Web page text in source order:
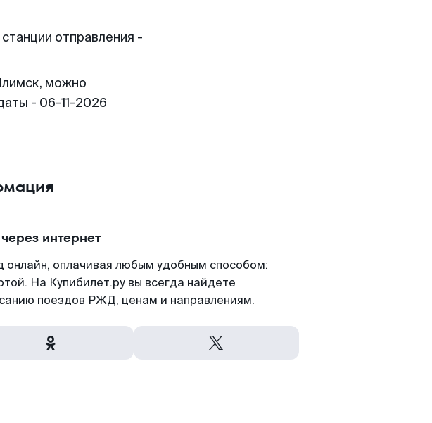
отправления -
можно
- 06-11-2026
интернет
онлайн, оплачивая любым удобным способом:
На Купибилет.ру вы всегда найдете
поездов РЖД, ценам и направлениям.